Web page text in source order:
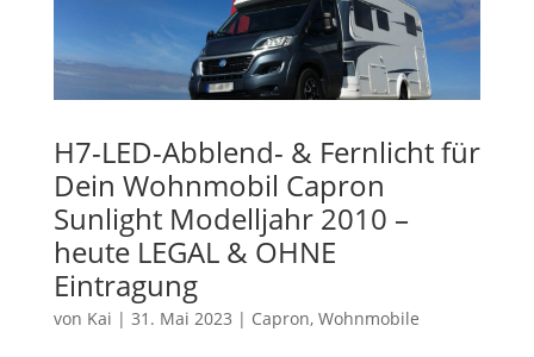
H7-LED-Abblend- & Fernlicht für
Dein Wohnmobil Capron
Sunlight Modelljahr 2010 –
heute LEGAL & OHNE
Eintragung
von Kai | 31. Mai 2023 | Capron, Wohnmobile